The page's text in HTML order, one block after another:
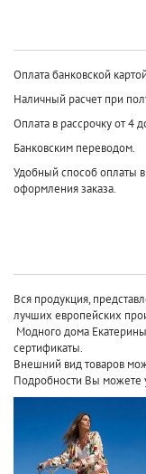
Оплата банковской
Наличный расчет при
Оплата в рассрочку от 4
Банковским переводом.
Удобный способ оплаты
оформления заказа.
Вся продукция,
лучших европейских
Модного дома
сертификаты.
Внешний вид товаров
Подробности Вы можете